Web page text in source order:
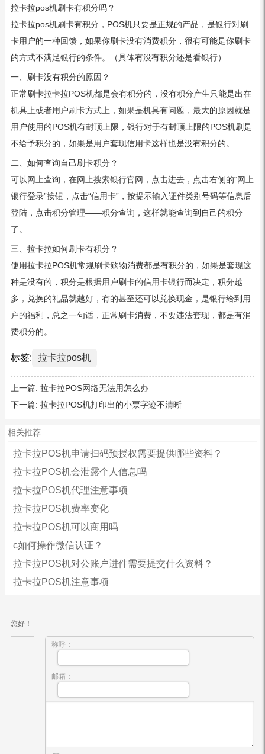
拉卡拉pos机刷卡有积分吗？
拉卡拉pos机刷卡有积分，POS机只要是正规的产品，是银行对刷
卡用户的一种回馈，如果你刷卡没有消费积分，很有可能是你刷卡
的方式不满足银行的条件。（具体有没有积分还是看银行）
一、刷卡没有积分的原因？
正常刷卡拉卡拉POS机都是会有积分的，没有积分产生只能是出在
机具上或者用户刷卡方式上，如果是机具有问题，最大的原因就是
用户使用的POS机有封顶上限，银行对于有封顶上限的POS机刷是
不给予积分的，如果是用户套现信用卡这样也是没有积分的。
二、如何查询自己刷卡积分？
可以网上查询，在网上搜索银行官网，点击进去，点击右侧的“网上
银行登录”按钮，点击“信用卡”，按提示输入证件类别号码等信息后
登陆，点击积分管理——积分查询，这样就能查询到自己的积分
了。
三、拉卡拉如何刷卡有积分？
使用拉卡拉POS机常规刷卡购物消费都是有积分的，如果是套现这
种是没有的，积分是根据用户刷卡的信用卡银行而决定，积分越
多，兑换的礼品就越好，有的甚至还可以兑换现金，是银行给到用
户的福利，总之一句话，正常刷卡消费，不要违法套现，都是有消
费积分的。
标签: 拉卡拉pos机
上一篇: 拉卡拉POS网络无法用怎么办
下一篇: 拉卡拉POS机打印出的小票字迹不清晰
相关推荐
拉卡拉POS机申请扫码预授权需要提供哪些资料？
拉卡拉POS机会泄露个人信息吗
拉卡拉POS机代理注意事项
拉卡拉POS机费率变化
拉卡拉POS机可以商用吗
c如何操作微信认证？
拉卡拉POS机对公账户进件需要提交什么资料？
拉卡拉POS机注意事项
您好！
称呼：
邮箱：